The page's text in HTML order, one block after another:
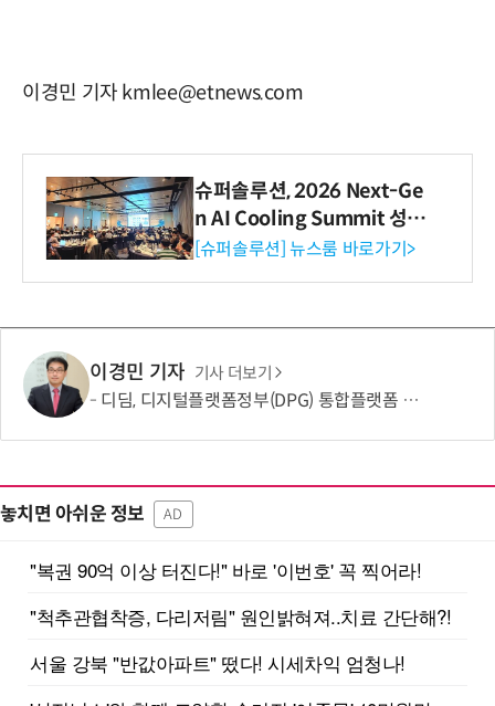
이경민 기자 kmlee@etnews.com
슈퍼솔루션, 2026 Next-Ge
n AI Cooling Summit 성황
리 성료
[슈퍼솔루션] 뉴스룸 바로가기>
이경민 기자 기사 더보기
디딤, 디지털플랫폼정부(DPG) 통합플랫폼 구현 2단계 완료
놓치면 아쉬운 정보 AD